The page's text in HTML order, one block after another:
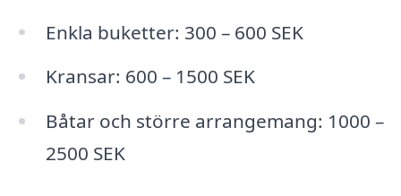
Enkla buketter: 300 – 600 SEK
Kransar: 600 – 1500 SEK
Båtar och större arrangemang: 1000 –
2500 SEK